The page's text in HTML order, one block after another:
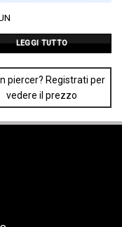
LEGGI TUTTO
piercer? Registrati per
vedere il prezzo